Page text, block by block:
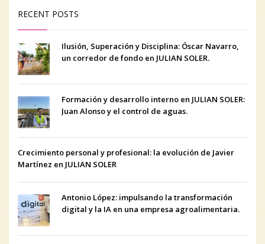
RECENT POSTS
Ilusión, Superación y Disciplina: Óscar Navarro,
un corredor de fondo en JULIAN SOLER.
Formación y desarrollo interno en JULIAN SOLER:
Juan Alonso y el control de aguas.
Crecimiento personal y profesional: la evolución de Javier
Martínez en JULIAN SOLER
Antonio López: impulsando la transformación
digital y la IA en una empresa agroalimentaria.